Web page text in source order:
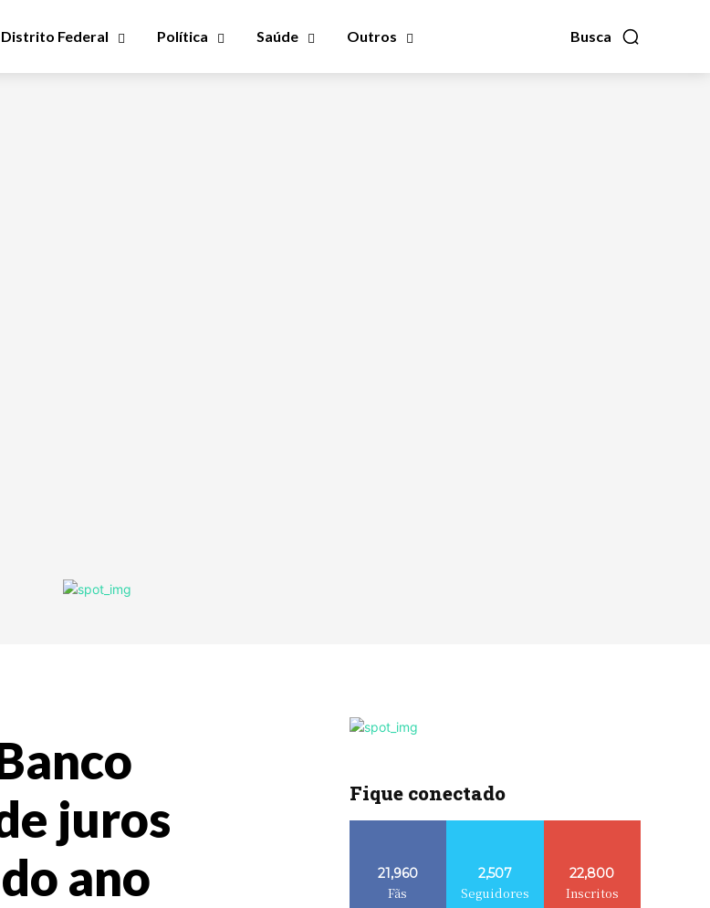
Busca
Distrito Federal Política Saúde Outros
juros
ano
Fique conectado
21,960
Fãs
2,507
Seguidores
22,800
Inscritos